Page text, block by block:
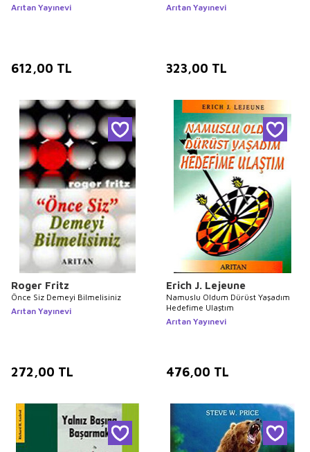
Arıtan Yayınevi
612,00 TL
Arıtan Yayınevi
323,00 TL
Roger Fritz
Önce Siz Demeyi Bilmelisiniz
Arıtan Yayınevi
272,00 TL
Erich J. Lejeune
Namuslu Oldum Dürüst Yaşadım
Hedefime Ulaştım
Arıtan Yayınevi
476,00 TL